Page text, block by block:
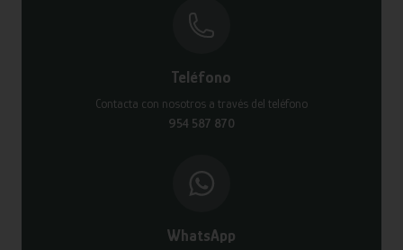
Teléfono
Contacta con nosotros a través del teléfono
954 587 870
WhatsApp